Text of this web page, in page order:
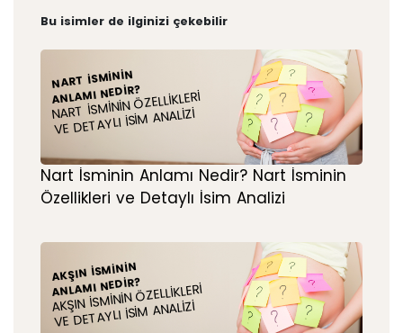
Bu isimler de ilginizi çekebilir
NART İSMININ
ANLAMI NEDIR?
NART İSMININ ÖZELLIKLERI
VE DETAYLI İSIM ANALIZI
Nart İsminin Anlamı Nedir? Nart İsminin
Özellikleri ve Detaylı İsim Analizi
AKŞIN İSMININ
ANLAMI NEDIR?
AKŞIN İSMININ ÖZELLIKLERI
VE DETAYLI İSIM ANALIZI